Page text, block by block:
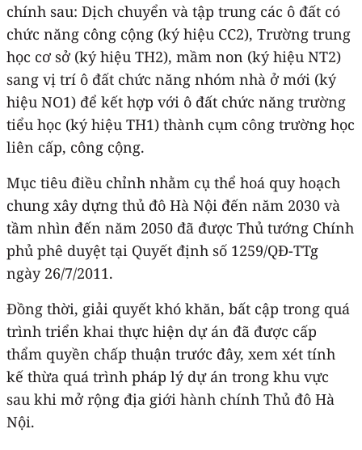
chính sau: Dịch chuyển và tập trung các ô đất có
chức năng công cộng (ký hiệu CC2), Trường trung
học cơ sở (ký hiệu TH2), mầm non (ký hiệu NT2)
sang vị trí ô đất chức năng nhóm nhà ở mới (ký
hiệu NO1) để kết hợp với ô đất chức năng trường
tiểu học (ký hiệu TH1) thành cụm công trường học
liên cấp, công cộng.
Mục tiêu điều chỉnh nhằm cụ thể hoá quy hoạch
chung xây dựng thủ đô Hà Nội đến năm 2030 và
tầm nhìn đến năm 2050 đã được Thủ tướng Chính
phủ phê duyệt tại Quyết định số 1259/QĐ-TTg
ngày 26/7/2011.
Đồng thời, giải quyết khó khăn, bất cập trong quá
trình triển khai thực hiện dự án đã được cấp
thẩm quyền chấp thuận trước đây, xem xét tính
kế thừa quá trình pháp lý dự án trong khu vực
sau khi mở rộng địa giới hành chính Thủ đô Hà
Nội.